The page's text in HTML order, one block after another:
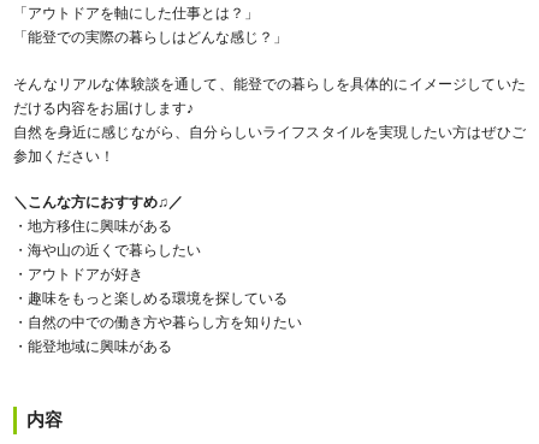
「アウトドアを軸にした仕事とは？」
「能登での実際の暮らしはどんな感じ？」
そんなリアルな体験談を通して、能登での暮らしを具体的にイメージしていた
だける内容をお届けします♪
自然を身近に感じながら、自分らしいライフスタイルを実現したい方はぜひご
参加ください！
＼こんな方におすすめ♫／
・地方移住に興味がある
・海や山の近くで暮らしたい
・アウトドアが好き
・趣味をもっと楽しめる環境を探している
・自然の中での働き方や暮らし方を知りたい
・能登地域に興味がある
内容